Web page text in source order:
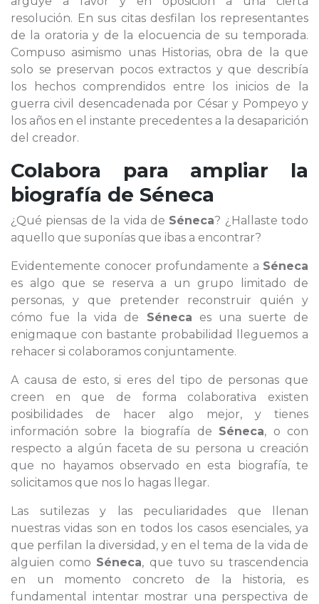
resolución. En sus citas desfilan los representantes
de la oratoria y de la elocuencia de su temporada.
Compuso asimismo unas Historias, obra de la que
solo se preservan pocos extractos y que describía
los hechos comprendidos entre los inicios de la
guerra civil desencadenada por César y Pompeyo y
los años en el instante precedentes a la desaparición
del creador.
Colabora para ampliar la
biografía de Séneca
¿Qué piensas de la vida de Séneca? ¿Hallaste todo
aquello que suponías que ibas a encontrar?
Evidentemente conocer profundamente a Séneca
es algo que se reserva a un grupo limitado de
personas, y que pretender reconstruir quién y
cómo fue la vida de Séneca es una suerte de
enigmaque con bastante probabilidad lleguemos a
rehacer si colaboramos conjuntamente.
A causa de esto, si eres del tipo de personas que
creen en que de forma colaborativa existen
posibilidades de hacer algo mejor, y tienes
información sobre la biografía de Séneca, o con
respecto a algún faceta de su persona u creación
que no hayamos observado en esta biografía, te
solicitamos que nos lo hagas llegar.
Las sutilezas y las peculiaridades que llenan
nuestras vidas son en todos los casos esenciales, ya
que perfilan la diversidad, y en el tema de la vida de
alguien como Séneca, que tuvo su trascendencia
en un momento concreto de la historia, es
fundamental intentar mostrar una perspectiva de